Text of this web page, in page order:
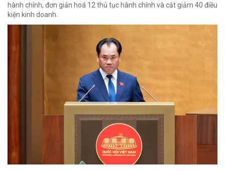
hành chính, đơn giản hoá 12 thủ tục hành chính và cắt giảm 40 điều
kiện kinh doanh.